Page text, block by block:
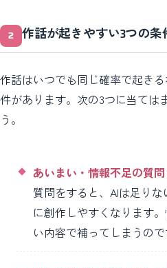
作話が起きやすい3つの条
作話はいつでも同じ確率で起き
件があります。次の3つに当ては
う。
あいまい・情報不足の質問
質問をすると、AIは足り
に創作しやすくなります
い内容で補ってしまうので